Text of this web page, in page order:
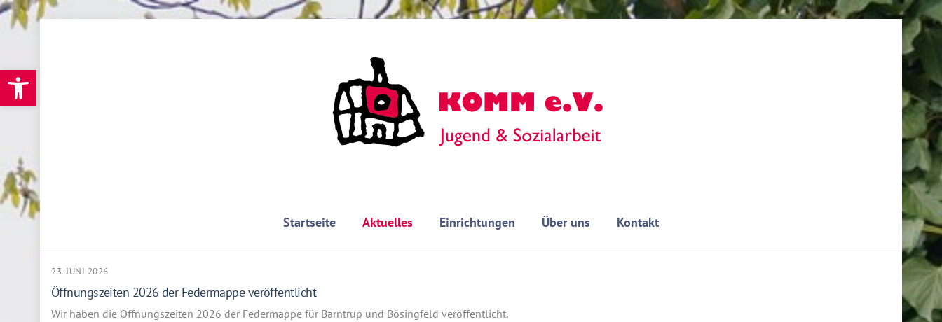
Werkzeugleiste öffnen
Skip
Startseite Aktuelles Einrichtungen Über uns Kontakt
23. JUNI 2026
Öffnungszeiten 2026 der Federmappe veröffentlicht
Wir haben die Öffnungszeiten 2026 der Federmappe für Barntrup und Bösingfeld veröffentlicht.